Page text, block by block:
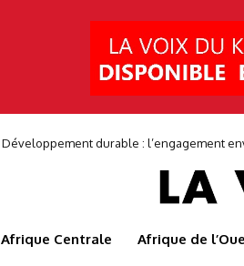
Développement durable : l’engagement
Afrique Centrale Afrique de